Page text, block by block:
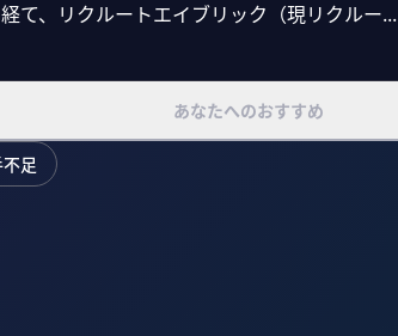
て、リクルートエイブリック（現リクルー...
あなたへのおすすめ
足